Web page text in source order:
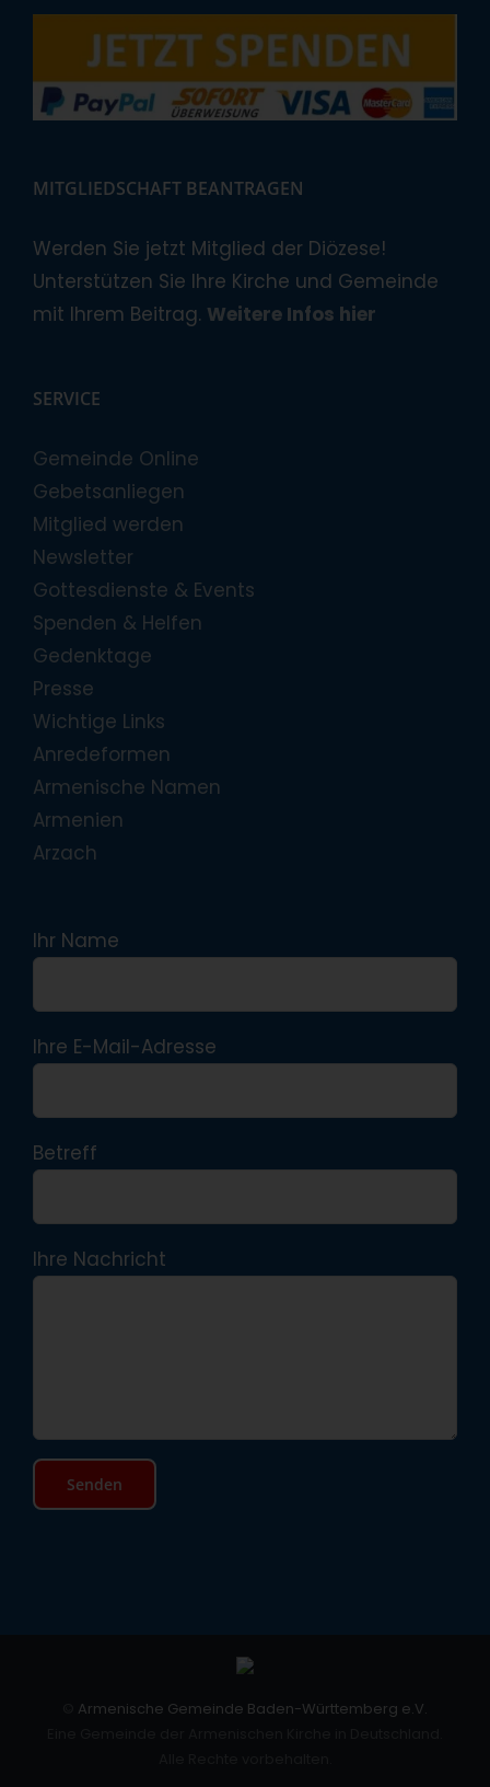
MITGLIEDSCHAFT BEANTRAGEN
Werden Sie jetzt Mitglied der Diözese!
Unterstützen Sie Ihre Kirche und Gemeinde
mit Ihrem Beitrag. Weitere Infos hier
SERVICE
Gemeinde Online
Gebetsanliegen
Mitglied werden
Newsletter
Gottesdienste & Events
Spenden & Helfen
Gedenktage
Presse
Wichtige Links
Anredeformen
Armenische Namen
Armenien
Arzach
Ihr Name
Ihre E-Mail-Adresse
Betreff
Ihre Nachricht
Armenische Gemeinde Baden-Württemberg e.V.